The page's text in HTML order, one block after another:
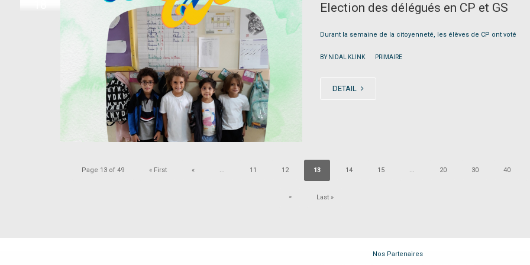
Election des délégués en CP et GS
Durant la semaine de la citoyenneté, les élèves de CP ont voté
BY NIDAL KLINK PRIMAIRE
DETAIL
Page 13 of 49 « First « ... 11 12 13 14 15 ... 20 30 40
» Last »
Nos Partenaires